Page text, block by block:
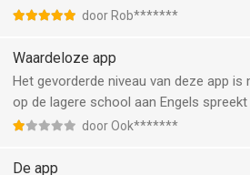
door Rob*******
Waardeloze app
Het gevorderde niveau van deze app is
op de lagere school aan Engels spreekt
door Ook*******
De app